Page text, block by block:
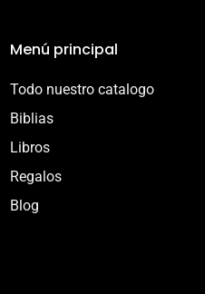
Menú principal
Todo nuestro catalogo
Biblias
Libros
Regalos
Blog